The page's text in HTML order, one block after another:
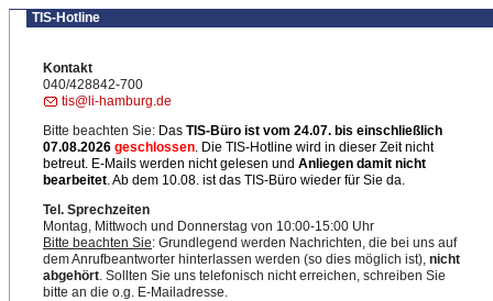
TIS-Hotline
Kontakt
040/428842-700
tis@li-hamburg.de
Bitte beachten Sie: Das TIS-Büro ist vom 24.07. bis einschließlich
07.08.2026 geschlossen. Die TIS-Hotline wird in dieser Zeit nicht
betreut. E-Mails werden nicht gelesen und Anliegen damit nicht
bearbeitet. Ab dem 10.08. ist das TIS-Büro wieder für Sie da.
Tel. Sprechzeiten
Montag, Mittwoch und Donnerstag von 10:00-15:00 Uhr
Bitte beachten Sie: Grundlegend werden Nachrichten, die bei uns auf
dem Anrufbeantworter hinterlassen werden (so dies möglich ist), nicht
abgehört. Sollten Sie uns telefonisch nicht erreichen, schreiben Sie
bitte an die o.g. E-Mailadresse.